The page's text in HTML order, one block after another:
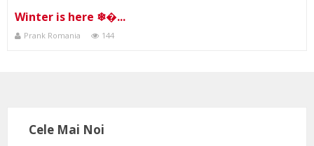
Winter is here ❄�...
Prank Romania 144
Cele Mai Noi